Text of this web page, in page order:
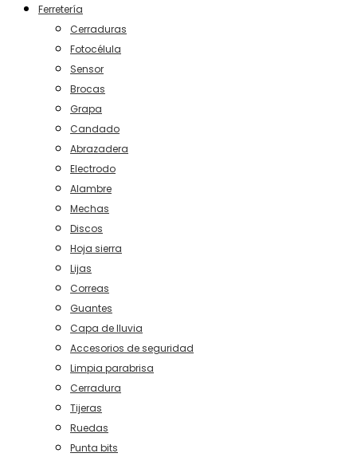
Ferretería
Cerraduras
Fotocélula
Sensor
Brocas
Grapa
Candado
Abrazadera
Electrodo
Alambre
Mechas
Discos
Hoja sierra
Lijas
Correas
Guantes
Capa de lluvia
Accesorios de seguridad
Limpia parabrisa
Cerradura
Tijeras
Ruedas
Punta bits